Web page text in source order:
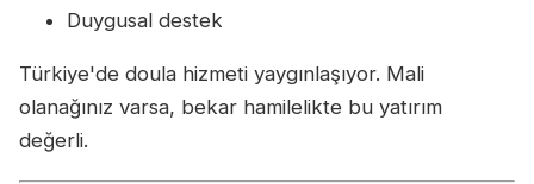
Duygusal destek
Türkiye'de doula hizmeti yaygınlaşıyor. Mali
olanağınız varsa, bekar hamilelikte bu yatırım
değerli.